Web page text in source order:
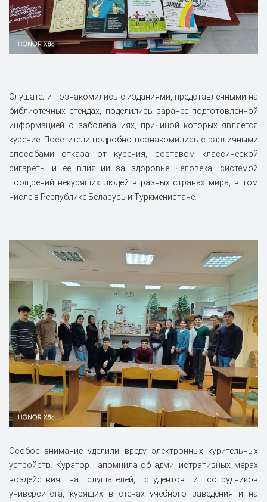
‎Слушатели познакомились с изданиями, представленными на
библиотечных стендах, поделились заранее подготовленной
информацией о заболеваниях, причиной которых является
курение. Посетители подробно познакомились с различными
способами отказа от курения, составом классической
сигареты и ее влиянии за здоровье человека, системой
поощрений некурящих людей в разных странах мира, в том
числе в Республике Беларусь и Туркменистане.
Особое внимание уделили вреду электронных курительных
устройств. Куратор напомнила об административных мерах
воздействия на слушателей, студентов и сотрудников
университета, курящих в стенах учебного заведения и на